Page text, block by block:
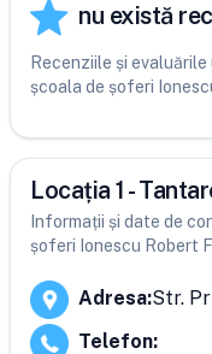
nu există
Recenziile și
școala de șoferi
Locația 1 -
Informații și date de
șoferi Ionescu Robert
Adresa:Str.
Telefon: